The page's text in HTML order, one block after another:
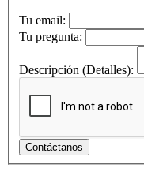
Tu email:
Tu pregunta:
Descripción (Detalles):